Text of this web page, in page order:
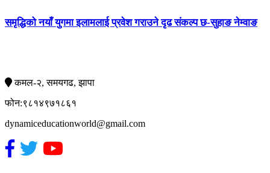
समृद्धिको नयाँ युगमा इलामलाई प्रवेश गराउने दृढ संकल्प छ-सुहाङ नेम्वाङ
कमल-२, समयगढ, झापा
फोन:९८१४९७१८६१
dynamiceducationworld@gmail.com